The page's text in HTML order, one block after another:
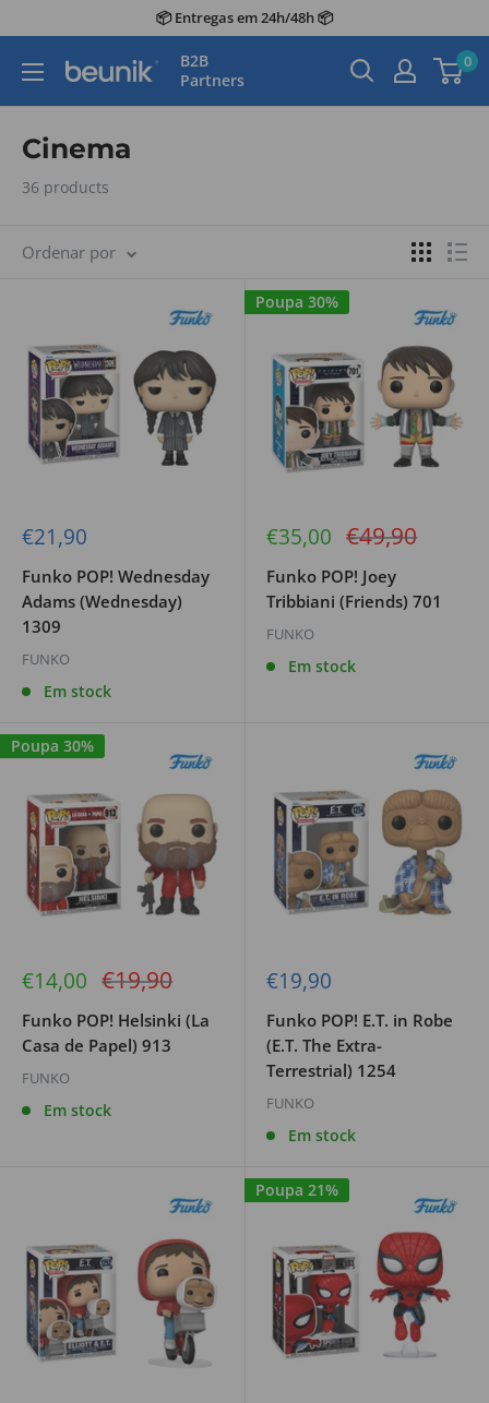
conteúdo
📦 Entregas em 24h/48h 📦
Beunik
B2B
Partners
0
Cinema
36 products
Ordenar por
Preço
venda
€21,90
Funko POP! Wednesday
Adams (Wednesday)
1309
FUNKO
Em stock
Poupa 30%
Preço
venda
€35,00 Preço
regular
€49,90
Funko POP! Joey
Tribbiani (Friends) 701
FUNKO
Em stock
Poupa 30%
Preço
venda
€14,00 Preço
regular
€19,90
Funko POP! Helsinki (La
Casa de Papel) 913
FUNKO
Em stock
Preço
venda
€19,90
Funko POP! E.T. in Robe
(E.T. The Extra-
Terrestrial) 1254
FUNKO
Em stock
Poupa 21%